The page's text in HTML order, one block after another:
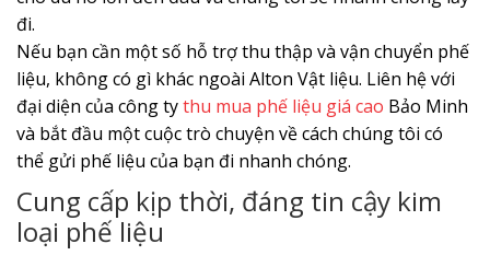
đi.
Nếu bạn cần một số hỗ trợ thu thập và vận chuyển phế
liệu, không có gì khác ngoài Alton Vật liệu. Liên hệ với
đại diện của công tythu mua phế liệu giá cao Bảo Minh
và bắt đầu một cuộc trò chuyện về cách chúng tôi có
thể gửi phế liệu của bạn đi nhanh chóng.
Cung cấp kịp thời, đáng tin cậy kim
loại phế liệu